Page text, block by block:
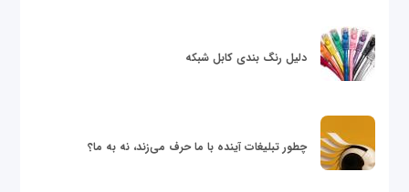
دلیل رنگ بندی کابل شبکه
چطور تبلیغات آینده با ما حرف می‌زند، نه به ما؟